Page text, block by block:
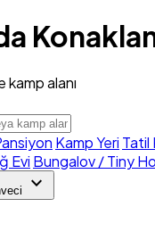
alanı
Kamp Yeri Tatil
Evi Bungalov / Tiny
expand_more